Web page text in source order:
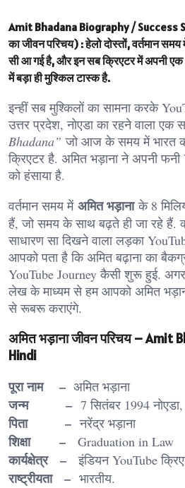
Amit Bhadana Biography / Success
का जीवन परिचय) :हेलो दोस्तों, वर्तमान
सी आ गई है, और इन सब क्रिएटर में अपनी
में बड़ा ही मुश्किल टास्क है.
इन्हीं सब मुश्किलों का सामना करके
उत्तर प्रदेश, नोएडा का रहने वाला एक
Bhadana” जो आज के समय में भारत
क्रिएटर है. अमित भड़ाना ने अपनी
को हंसाया है.
वर्तमान समय में अमित भड़ानाके 8
हैं, जो समय के साथ बढ़ते ही जा रहे हैं.
साधारण सा दिखने वाला लड़का
आपको पता है कि अमित बढ़ाना का
YouTube Journey कैसी शुरू हुई.
लेख के माध्यम से हम आपको अमित
से रूबरू कराएंगे.
अमित भड़ाना जीवन परिचय – Amit
Hindi
पूरा नाम – अमित भड़ाना
जन्म – 7 सितंबर 1994
पिता – नरेंद्र भड़ाना
शिक्षा – Graduation in Law
कार्यक्षेत्र – इंडियन YouTube
राष्ट्रीयता – भारतीय.